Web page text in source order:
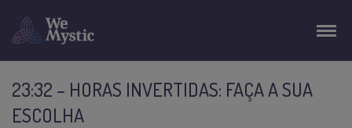
23:32 – HORAS INVERTIDAS: FAÇA A SUA
ESCOLHA